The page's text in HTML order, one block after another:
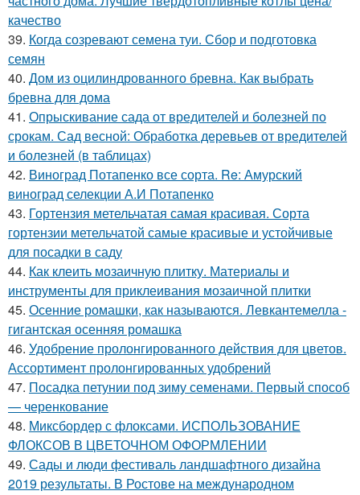
качество
39. Когда созревают семена туи. Сбор и подготовка
семян
40. Дом из оцилиндрованного бревна. Как выбрать
бревна для дома
41. Опрыскивание сада от вредителей и болезней по
срокам. Сад весной: Обработка деревьев от вредителей
и болезней (в таблицах)
42. Виноград Потапенко все сорта. Re: Амурский
виноград селекции А.И Потапенко
43. Гортензия метельчатая самая красивая. Сорта
гортензии метельчатой самые красивые и устойчивые
для посадки в саду
44. Как клеить мозаичную плитку. Материалы и
инструменты для приклеивания мозаичной плитки
45. Осенние ромашки, как называются. Левкантемелла -
гигантская осенняя ромашка
46. Удобрение пролонгированного действия для цветов.
Ассортимент пролонгированных удобрений
47. Посадка петунии под зиму семенами. Первый способ
— черенкование
48. Миксбордер с флоксами. ИСПОЛЬЗОВАНИЕ
ФЛОКСОВ В ЦВЕТОЧНОМ ОФОРМЛЕНИИ
49. Сады и люди фестиваль ландшафтного дизайна
2019 результаты. В Ростове на международном